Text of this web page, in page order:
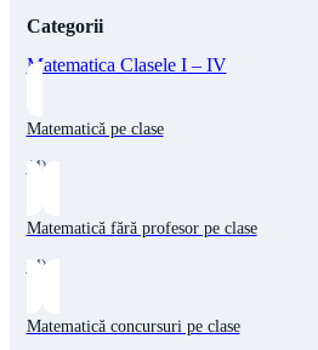
Categorii
Matematica Clasele I – IV
Matematică pe clase
(4)
Matematică fără profesor pe clase
(4)
Matematică concursuri pe clase